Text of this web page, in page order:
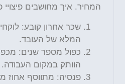
המחיר. איך מחושבים פיצויי
שכר אחרון קובע: לוקחים
המלא של העובד.
כפול מספר שנים:
הוותק במקום העבודה.
פנסיה: מתווסף אחוז